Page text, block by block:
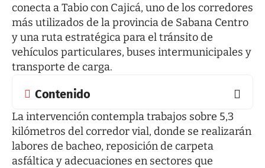
conecta a Tabio con Cajicá, uno de los corredores
más utilizados de la provincia de Sabana Centro
y una ruta estratégica para el tránsito de
vehículos particulares, buses intermunicipales y
transporte de carga.
Contenido
La intervención contempla trabajos sobre 5,3
kilómetros del corredor vial, donde se realizarán
labores de bacheo, reposición de carpeta
asfáltica y adecuaciones en sectores que